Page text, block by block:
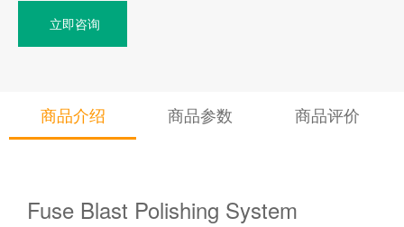
立即咨询
商品介绍 商品参数 商品评价
Fuse Blast Polishing System